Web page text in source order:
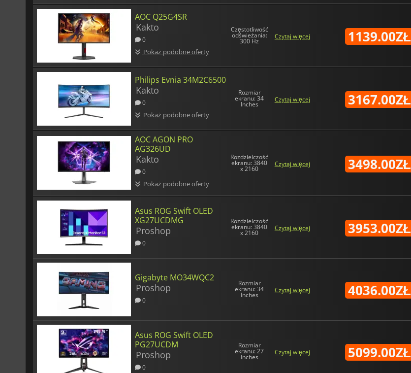
AOC Q25G4SR
Kakto
0
Pokaż podobne oferty
Częstotliwość
odświeżania:
300 Hz
Czytaj więcej 1139.00ZŁ
Philips Evnia 34M2C6500
Kakto
0
Pokaż podobne oferty
Rozmiar
ekranu: 34
Inches
Czytaj więcej 3167.00ZŁ
AOC AGON PRO
AG326UD
Kakto
0
Pokaż podobne oferty
Rozdzielczość
ekranu: 3840
x 2160
Czytaj więcej 3498.00ZŁ
Asus ROG Swift OLED
XG27UCDMG
Proshop
0
Rozdzielczość
ekranu: 3840
x 2160
Czytaj więcej 3953.00ZŁ
Gigabyte MO34WQC2
Proshop
0
Rozmiar
ekranu: 34
Inches
Czytaj więcej 4036.00ZŁ
Asus ROG Swift OLED
PG27UCDM
Proshop
0
Rozmiar
ekranu: 27
Inches
Czytaj więcej 5099.00ZŁ